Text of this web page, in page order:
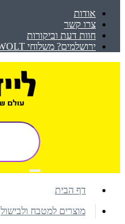
אודות
צרו קשר
חוות דעת וביקורות
ירושלמים? משלוחי WOLT מעכשיו לעכשיו!
דף הבית
מוצרים למטבח ולבישול